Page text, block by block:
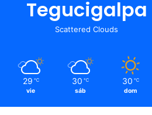
Tegucigalpa
Scattered Clouds
29 ℃
vie
30 ℃
sáb
30 ℃
dom